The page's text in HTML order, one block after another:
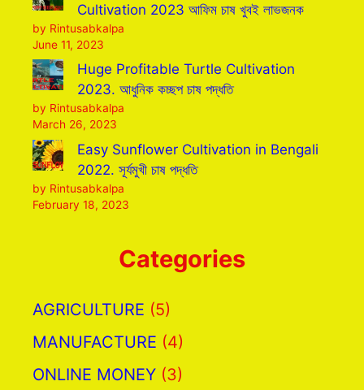
Cultivation 2023 আফিম চাষ খুবই লাভজনক
by Rintusabkalpa
June 11, 2023
Huge Profitable Turtle Cultivation
2023. আধুনিক কচ্ছপ চাষ পদ্ধতি
by Rintusabkalpa
March 26, 2023
Easy Sunflower Cultivation in Bengali
2022. সূর্যমুখী চাষ পদ্ধতি
by Rintusabkalpa
February 18, 2023
Categories
AGRICULTURE (5)
MANUFACTURE (4)
ONLINE MONEY (3)